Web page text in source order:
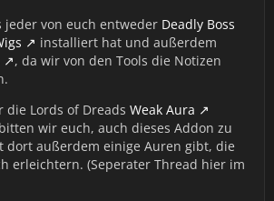
jeder von euch entweder Deadly Boss
installiert hat und außerdem
, da wir von den Tools die Notizen
Lords of Dreads Weak Aura
wir euch, auch dieses Addon zu
dort außerdem einige Auren gibt, die
erleichtern. (Seperater Thread hier im